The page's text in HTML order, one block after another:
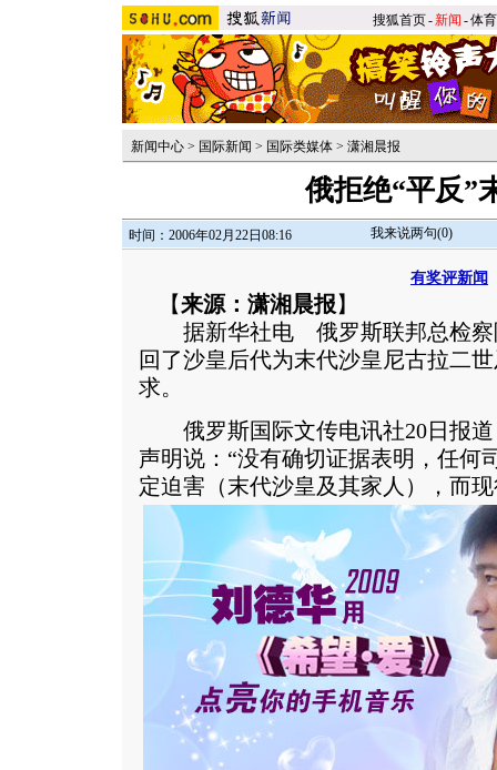
搜狐首页-新闻 -体育
新闻中心 > 国际新闻 > 国际类媒体 > 潇湘晨报
俄拒绝“平反”
时间：2006年02月22日08:16 我来说两句(0)
有奖评新闻
【来源：潇湘晨报 】
据新华社电 俄罗斯联邦总检察
回了沙皇后代为末代沙皇尼古拉二
求。
俄罗斯国际文传电讯社20日报道
声明说：“没有确切证据表明，任何
定迫害（末代沙皇及其家人），而